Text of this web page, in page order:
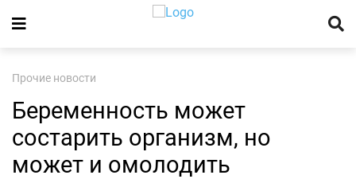
Прочие новости
Беременность может
состарить организм, но
может и омолодить